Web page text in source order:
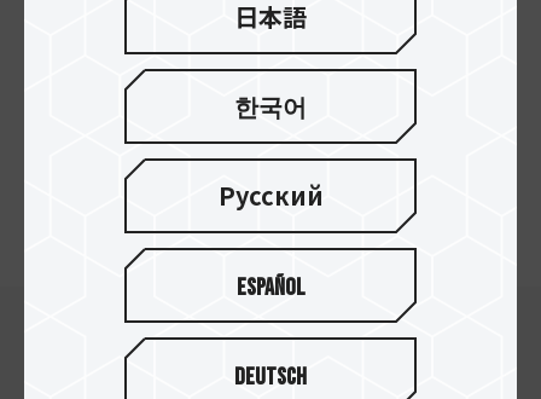
炭素を効果的に減らし、地球
環境を守ります
1個のC175 ECO USBは、炭素排出量を69% 削減
100,000個のUSBを生産すると仮定し
て、約203,000枚のA4用紙を節約しております
炭素を削減するグリーンライフスタイルを実現で
日本語
한국어
Русский
Español
Deutsch